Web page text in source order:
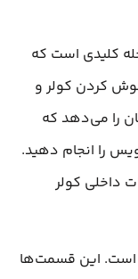
کلیدی است که
کردن کولر و
را می‌دهد که
را انجام دهید.
داخلی کولر
است. این قسمت‌ها